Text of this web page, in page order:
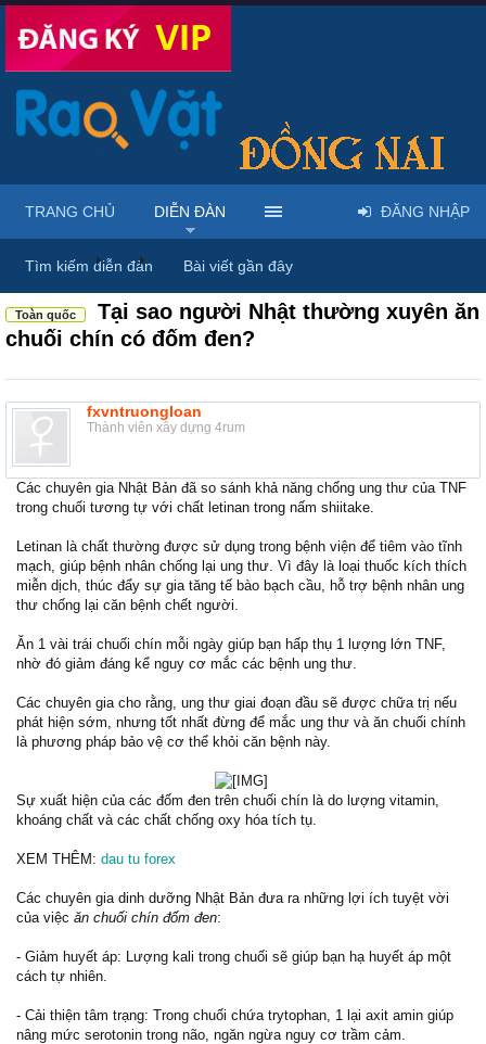
Diễn đàn ... Rao vặt tổng hợp - Uy tín - Miễn phí
Toàn quốc
Tại sao người Nhật thường xuyên ăn
chuối chín có đốm đen?
fxvntruongloan
Thành viên xây dựng 4rum
Các chuyên gia Nhật Bản đã so sánh khả năng chống ung thư của TNF
trong chuối tương tự với chất letinan trong nấm shiitake.
Letinan là chất thường được sử dụng trong bệnh viện để tiêm vào tĩnh
mạch, giúp bệnh nhân chống lại ung thư. Vì đây là loại thuốc kích thích
miễn dịch, thúc đẩy sự gia tăng tế bào bạch cầu, hỗ trợ bệnh nhân ung
thư chống lại căn bệnh chết người.
Ăn 1 vài trái chuối chín mỗi ngày giúp bạn hấp thụ 1 lượng lớn TNF,
nhờ đó giảm đáng kể nguy cơ mắc các bệnh ung thư.
Các chuyên gia cho rằng, ung thư giai đoạn đầu sẽ được chữa trị nếu
phát hiện sớm, nhưng tốt nhất đừng để mắc ung thư và ăn chuối chính
là phương pháp bảo vệ cơ thể khỏi căn bệnh này.
Sự xuất hiện của các đốm đen trên chuối chín là do lượng vitamin,
khoáng chất và các chất chống oxy hóa tích tụ.
XEM THÊM: dau tu forex
Các chuyên gia dinh dưỡng Nhật Bản đưa ra những lợi ích tuyệt vời
của việc ăn chuối chín đốm đen:
- Giảm huyết áp: Lượng kali trong chuối sẽ giúp bạn hạ huyết áp một
cách tự nhiên.
- Cải thiện tâm trạng: Trong chuối chứa trytophan, 1 lại axit amin giúp
nâng mức serotonin trong não, ngăn ngừa nguy cơ trầm cảm.
TRANG CHỦ DIỄN ĐÀN
Tìm kiếm diễn đàn Bài viết gần đây
ĐĂNG NHẬP